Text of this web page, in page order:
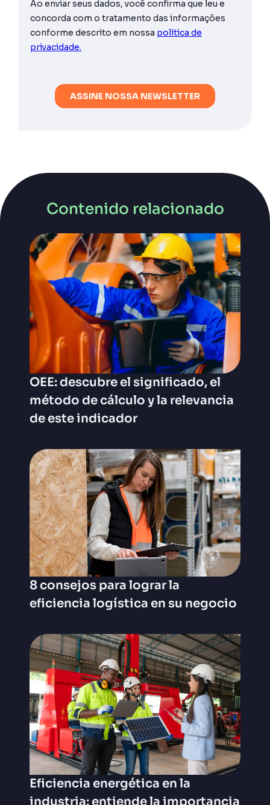
Contenido relacionado
OEE: descubre el significado, el
método de cálculo y la relevancia
de este indicador
8 consejos para lograr la
eficiencia logística en su negocio
Eficiencia energética en la
industria: entiende la importancia